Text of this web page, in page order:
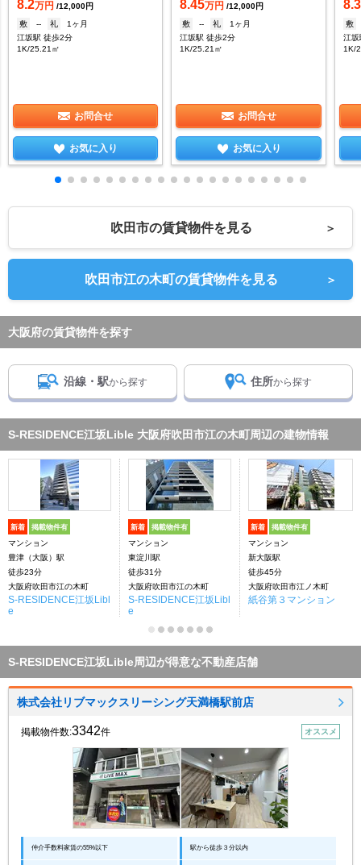
8.2万円 /12,000円
敷
-- 礼
1ヶ月
江坂駅 徒歩2分
1K/25.21㎡
お問合せ
お気に入り
8.45万円 /12,000円
敷
-- 礼
1ヶ月
江坂駅 徒歩2分
1K/25.21㎡
お問合せ
お気に入り
8.3
敷
江坂
1K/
吹田市の賃貸物件を見る ＞
吹田市江の木町の賃貸物件を見る ＞
大阪府の賃貸物件を探す
沿線・駅から探す 住所から探す
S-RESIDENCE江坂Lible 大阪府吹田市江の木町周辺の建物情報
新着 掲載物件有
マンション
豊津（大阪）駅
徒歩23分
大阪府吹田市江の木町
S-RESIDENCE江坂Libl
e
新着 掲載物件有
マンション
東淀川駅
徒歩31分
大阪府吹田市江の木町
S-RESIDENCE江坂Libl
e
新着 掲載物件有
マンション
新大阪駅
徒歩45分
大阪府吹田市江ノ木町
紙谷第３マンション
S-RESIDENCE江坂Lible周辺が得意な不動産店舗
株式会社リブマックスリーシング天満橋駅前店
掲載物件数:3342件 オススメ
仲介手数料家賃の55%以下 駅から徒歩３分以内